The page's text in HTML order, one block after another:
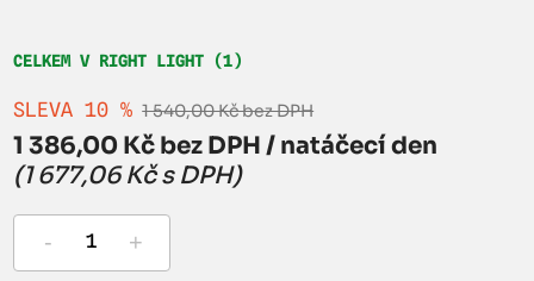
CELKEM V RIGHT LIGHT (1)
SLEVA 10 % 1 540,00 Kč bez DPH
1 386,00 Kč bez DPH / natáčecí den
(1 677,06 Kč s DPH)
- +